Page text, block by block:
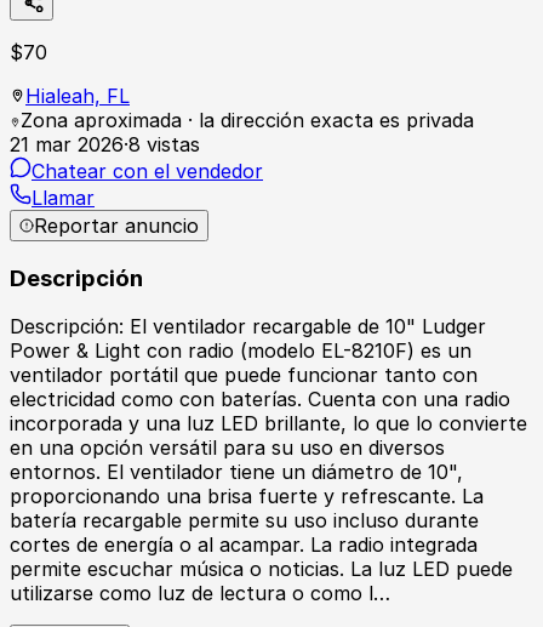
$70
Hialeah, FL
Zona aproximada · la dirección exacta es privada
21 mar 2026·8 vistas
Chatear con el vendedor
Llamar
Reportar anuncio
Descripción
Descripción: El ventilador recargable de 10" Ludger
Power & Light con radio (modelo EL-8210F) es un
ventilador portátil que puede funcionar tanto con
electricidad como con baterías. Cuenta con una radio
incorporada y una luz LED brillante, lo que lo convierte
en una opción versátil para su uso en diversos
entornos. El ventilador tiene un diámetro de 10",
proporcionando una brisa fuerte y refrescante. La
batería recargable permite su uso incluso durante
cortes de energía o al acampar. La radio integrada
permite escuchar música o noticias. La luz LED puede
utilizarse como luz de lectura o como l…